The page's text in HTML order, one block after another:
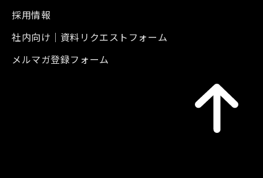
採用情報
社内向け｜資料リクエストフォーム
メルマガ登録フォーム